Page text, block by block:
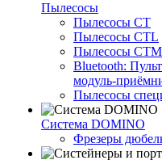
Пылесосы
Пылесосы CT
Пылесосы CTL
Пылесосы CTM
Bluetooth:
модуль-
Пылесосы
Система DOMINO
Фрезеры